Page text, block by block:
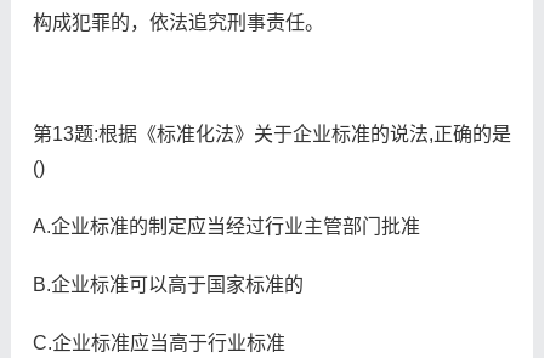
构成犯罪的，依法追究刑事责任。
第13题:根据《标准化法》关于企业标准的说法,正确的是
()
A.企业标准的制定应当经过行业主管部门批准
B.企业标准可以高于国家标准的
C.企业标准应当高于行业标准